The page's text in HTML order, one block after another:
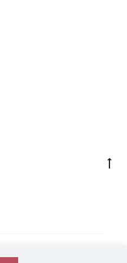
Billedhugger | Maler | Grafiker